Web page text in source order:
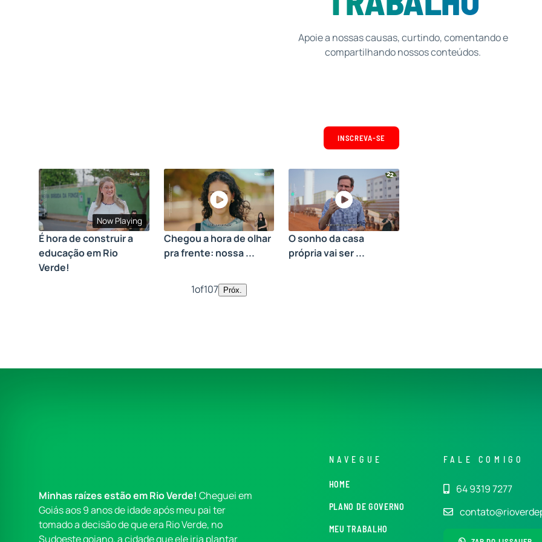
Apoie a nossas causas, curtindo, comentando e
compartilhando nossos conteúdos.
INSCREVA-SE
Now Playing
É hora de construir a
educação em Rio
Verde!
Chegou a hora de olhar
pra frente: nossa ...
O sonho da casa
própria vai ser ...
1of107 Próx.
Minhas raízes estão em Rio Verde! Cheguei em
Goiás aos 9 anos de idade após meu pai ter
tomado a decisão de que era Rio Verde, no
Sudoeste goiano, a cidade que ele iria plantar
NAVEGUE
HOME
PLANO DE GOVERNO
MEU TRABALHO
FALE COMIGO
64 9319 7277